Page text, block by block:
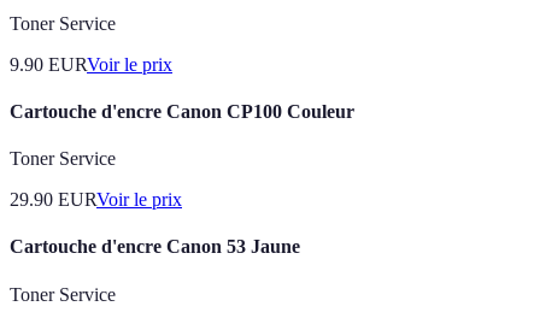
Toner Service
9.90 EURVoir le prix
Cartouche d'encre Canon CP100 Couleur
Toner Service
29.90 EURVoir le prix
Cartouche d'encre Canon 53 Jaune
Toner Service